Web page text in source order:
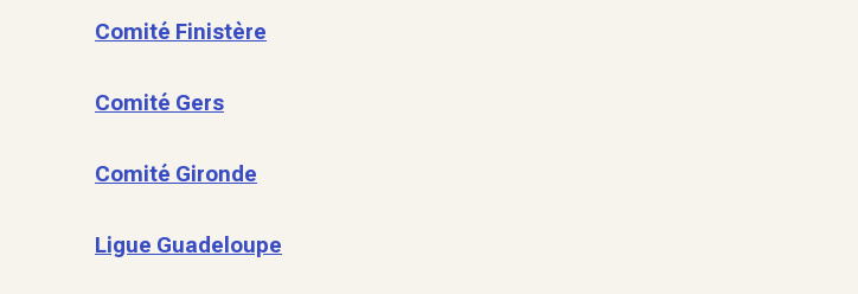
Comité Finistère
Comité Gers
Comité Gironde
Ligue Guadeloupe